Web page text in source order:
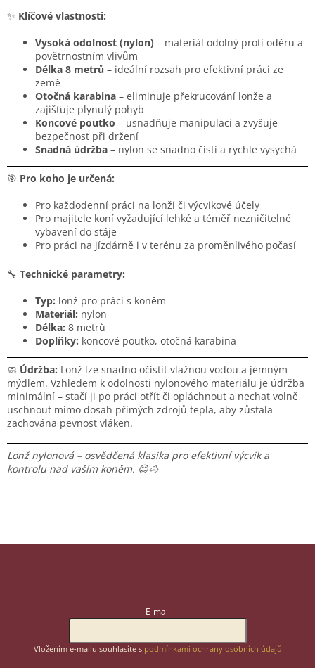
✨ Klíčové vlastnosti:
Vysoká odolnost (nylon) – materiál odolný proti oděru a
povětrnostním vlivům
Délka 8 metrů – ideální rozsah pro efektivní práci ze
země
Otočná karabina – eliminuje překrucování lonže a
zajišťuje plynulý pohyb
Koncové poutko – usnadňuje manipulaci a zvyšuje
bezpečnost při držení
Snadná údržba – nylon se snadno čistí a rychle vysychá
🎯 Pro koho je určená:
Pro každodenní práci na lonži či výcvikové účely
Pro majitele koní vyžadující lehké a téměř nezničitelné
vybavení do stáje
Pro práci na jízdárně i v terénu za proměnlivého počasí
🔧 Technické parametry:
Typ: lonž pro práci s koněm
Materiál: nylon
Délka: 8 metrů
Doplňky: koncové poutko, otočná karabina
🧼 Údržba: Lonž lze snadno očistit vlažnou vodou a jemným
mýdlem. Vzhledem k odolnosti nylonového materiálu je údržba
minimální – stačí ji po práci otřít či opláchnout a nechat volně
uschnout mimo dosah přímých zdrojů tepla, aby zůstala
zachována pevnost vláken.
Lonž nylonová – osvědčená klasika pro efektivní výcvik a
kontrolu nad vaším koněm. 😊🐴
Z
E-mail
Vložením e-mailu souhlasíte s podmínkami ochrany osobních údajů